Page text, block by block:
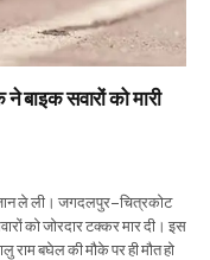
बाइक सवारों को मारी
ले ली। जगदलपुर–चित्रकोट
को जोरदार टक्कर मार दी। इस
बघेल की मौके पर ही मौत हो